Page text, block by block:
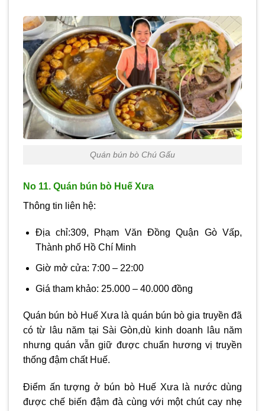
Quán bún bò Chú Gấu
No 11. Quán bún bò Huế Xưa
Thông tin liên hệ:
Địa chỉ:309, Phạm Văn Đồng Quận Gò Vấp,
Thành phố Hồ Chí Minh
Giờ mở cửa: 7:00 – 22:00
Giá tham khảo: 25.000 – 40.000 đồng
Quán bún bò Huế Xưa là quán bún bò gia truyền đã
có từ lâu năm tại Sài Gòn,dù kinh doanh lâu năm
nhưng quán vẫn giữ được chuẩn hương vị truyền
thống đậm chất Huế.
Điểm ấn tượng ở bún bò Huế Xưa là nước dùng
được chế biến đậm đà cùng với một chút cay nhẹ